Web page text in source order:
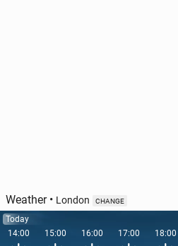
Weather• London CHANGE
Today
14:00
15:00 16:00 17:00 18:00